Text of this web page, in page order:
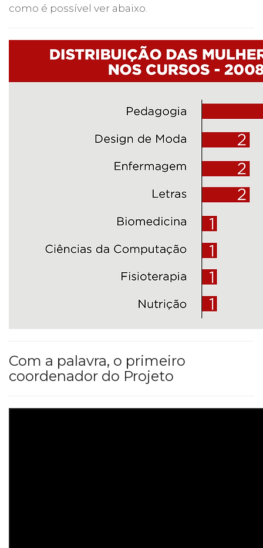
como é possível ver abaixo.
Com a palavra, o primeiro
coordenador do Projeto